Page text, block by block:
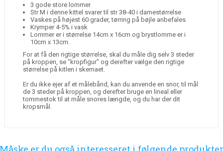
3 gode store lommer
Str M i denne kittel svarer til str 38-40 i damestørrelse
Vaskes på højest 60 grader, tørring på bøjle anbefales
Krymper 4-5% i vask
Lommer er i størrelse 14cm x 16cm og brystlomme er i
10cm x 13cm.
For at få den rigtige størrelse, skal du måle dig selv 3 steder
på kroppen, se "kropfigur" og derefter vælge den rigtige
størrelse på kitlen i skemaet.
Er du ikke ejer af et målebånd, kan du anvende en snor, til mål
de 3 steder på kroppen, og derefter bruge en lineal eller
tommestok til at måle snores længde, og du har der dit
kropsmål.